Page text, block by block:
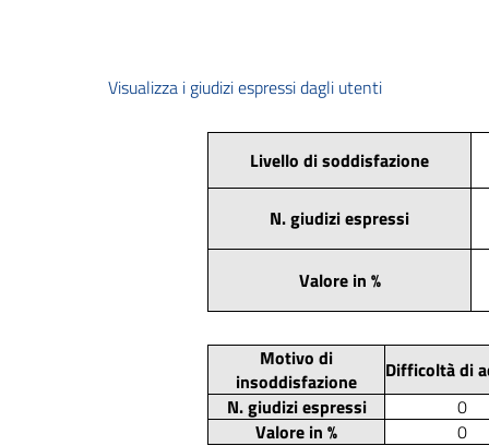
Visualizza i giudizi espressi dagli utenti
Livello di soddisfazione
N. giudizi espressi
Valore in %
Motivo di
insoddisfazione
Difficoltà di
N. giudizi espressi
0
Valore in %
0